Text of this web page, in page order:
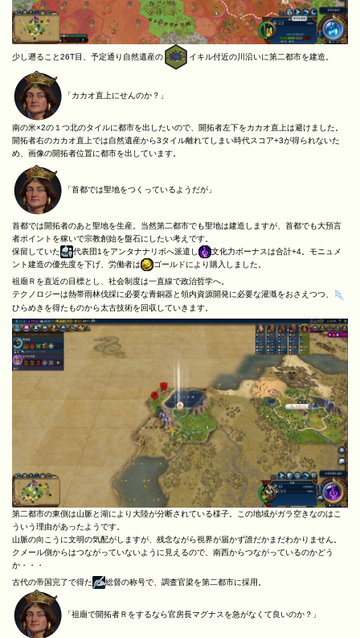
少し遡ること26T目、予定通り自然遺産の イキル付近の川沿いに第二都市を建造。
「カカオ直上にせんのか？」
南の米×2の１つ北のタイルに都市を出したいので、開拓者左下をカカオ直上は避けました。
開拓者右のカカオ直上では自然遺産から3タイル離れてしまい時代スコア+3が得られないた
め、画像の開拓者位置に都市を出しています。
「首都では聖地をつくっているようだが」
首都では開拓者のあと聖地を生産。当然第二都市でも聖地は建造しますが、首都でも大預言
者ポイントを稼いで宗教創始を盤石にしたい考えです。
保留していた
代表団1をアンタナナリボへ派遣し
文化力ボーナスは合計+4。モニュメ
ント建造の優先度を下げ、労働者は
ゴールドにより購入しました。
祖廟Ｒを直近の目標とし、社会制度は一直線で政治哲学へ。
テクノロジーは熱帯雨林伐採に必要な青銅器と領内資源開発に必要な灌漑をおさえつつ、
ひらめきを得たものから太古技術を回収していきます。
第二都市の東側は山脈と湖により大陸が分断されている様子。この地域がガラ空きなのはこ
ういう理由があったようです。
山脈の向こうに文明の気配がしますが、残念ながら視界が届かず誰だかまだわかりません。
クメール側からはつながっていないように見えるので、南西からつながっているのかどう
か・・・
古代の帝国完了で得た
総督の称号で、調査官梁を第二都市に採用。
「祖廟で開拓者Ｒをするなら官房長マグナスを急がなくて良いのか？」